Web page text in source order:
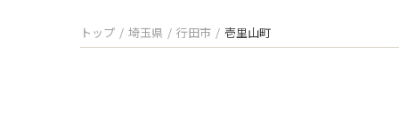
トップ 埼玉県 行田市 壱里山町